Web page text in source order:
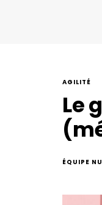
AGILITÉ
Le
ÉQUIPE